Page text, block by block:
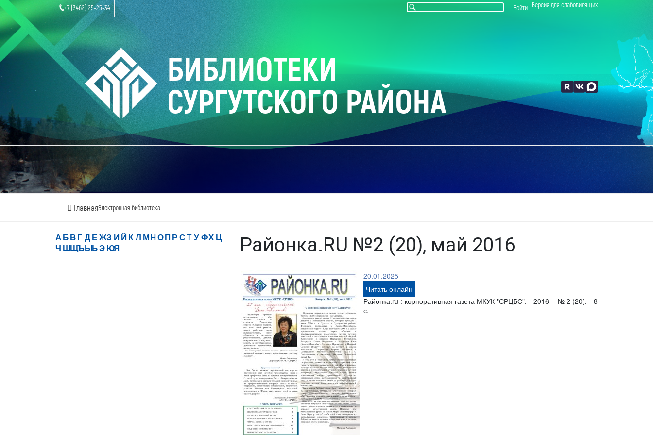
+7 (3462) 25-25-34 Версия для слабовидящих
Войти
БИБЛИОТЕКИ
СУРГУТСКОГО РАЙОНА
ГлавнаяЭлектронная библиотека
АБВГ ДЕЖЗ И Й К Л МНОП РСТ УФХ Ц
Ч ШЩЪЫЬЭЮЯ Районка.RU №2 (20), май 2016
20.01.2025
Читать онлайн
Районка.ru : корпоративная газета МКУК "СРЦБС". - 2016. - № 2 (20). - 8
с.